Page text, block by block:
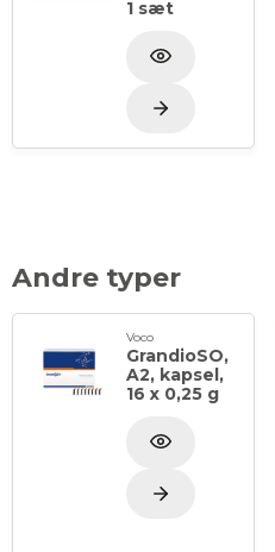
1 sæt
Andre typer
Voco
GrandioSO,
A2, kapsel,
16 x 0,25 g